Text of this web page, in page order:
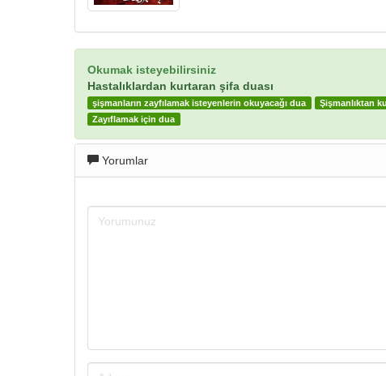
Okumak isteyebilirsiniz
Hastalıklardan kurtaran şifa duası
şişmanların zayfılamak isteyenlerin okuyacağı dua
Şişmanlıktan
Zayıflamak için dua
Yorumlar